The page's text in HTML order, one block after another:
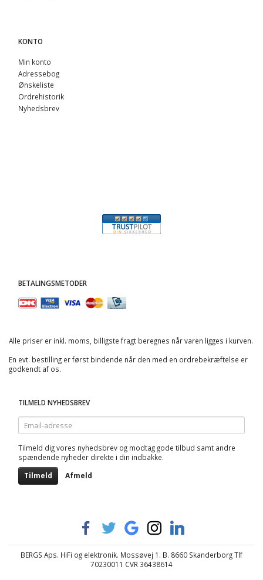
KONTO
Min konto
Adressebog
Ønskeliste
Ordrehistorik
Nyhedsbrev
BETALINGSMETODER
Alle priser er inkl. moms, billigste fragt beregnes når varen ligges i kurven.
En evt. bestilling er først bindende når den med en ordrebekræftelse er
godkendt af os.
TILMELD NYHEDSBREV
Email-
adresse
Tilmeld dig vores nyhedsbrev og modtag gode tilbud samt andre
spændende nyheder direkte i din indbakke.
Tilmeld Afmeld
BERGS Aps. HiFi og elektronik. Mossøvej 1. B. 8660 Skanderborg Tlf
70230011 CVR 36438614